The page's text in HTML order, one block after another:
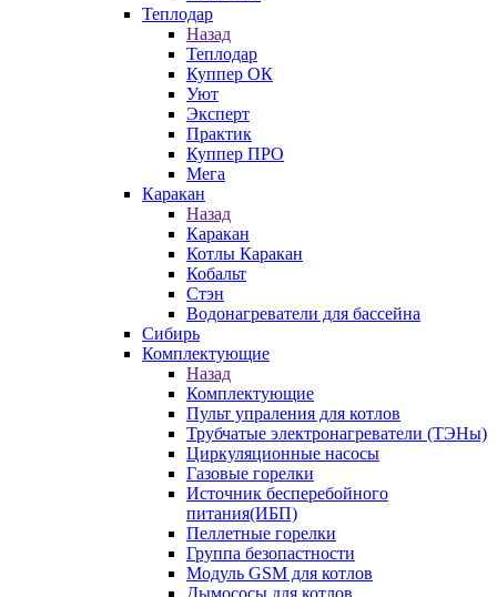
Теплодар
Назад
Теплодар
Куппер ОК
Уют
Эксперт
Практик
Куппер ПРО
Мега
Каракан
Назад
Каракан
Котлы Каракан
Кобальт
Стэн
Водонагреватели для бассейна
Сибирь
Комплектующие
Назад
Комплектующие
Пульт упраления для котлов
Трубчатые электронагреватели (ТЭНы)
Циркуляционные насосы
Газовые горелки
Источник бесперебойного
питания(ИБП)
Пеллетные горелки
Группа безопастности
Модуль GSM для котлов
Дымососы для котлов